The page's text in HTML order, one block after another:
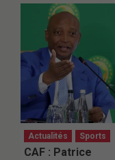
Actualités Sports
CAF : Patrice